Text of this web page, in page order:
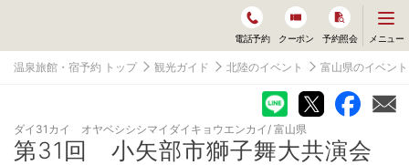
電話予約 クーポン 予約照会
ニ
ー
開
く
メニュー
温泉旅館・宿予約 トップ 観光ガイド 北陸のイベント 富山県のイベント
ダイ31カイ オヤベシシシマイダイキョウエンカイ 富山県
第31回 小矢部市獅子舞大共演会